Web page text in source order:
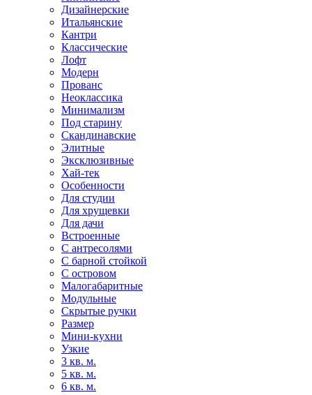
Дизайнерские
Итальянские
Кантри
Классические
Лофт
Модерн
Прованс
Неоклассика
Минимализм
Под старину
Скандинавские
Элитные
Эксклюзивные
Хай-тек
Особенности
Для студии
Для хрущевки
Для дачи
Встроенные
С антресолями
С барной стойкой
С островом
Малогабаритные
Модульные
Скрытые ручки
Размер
Мини-кухни
Узкие
3 кв. м.
5 кв. м.
6 кв. м.